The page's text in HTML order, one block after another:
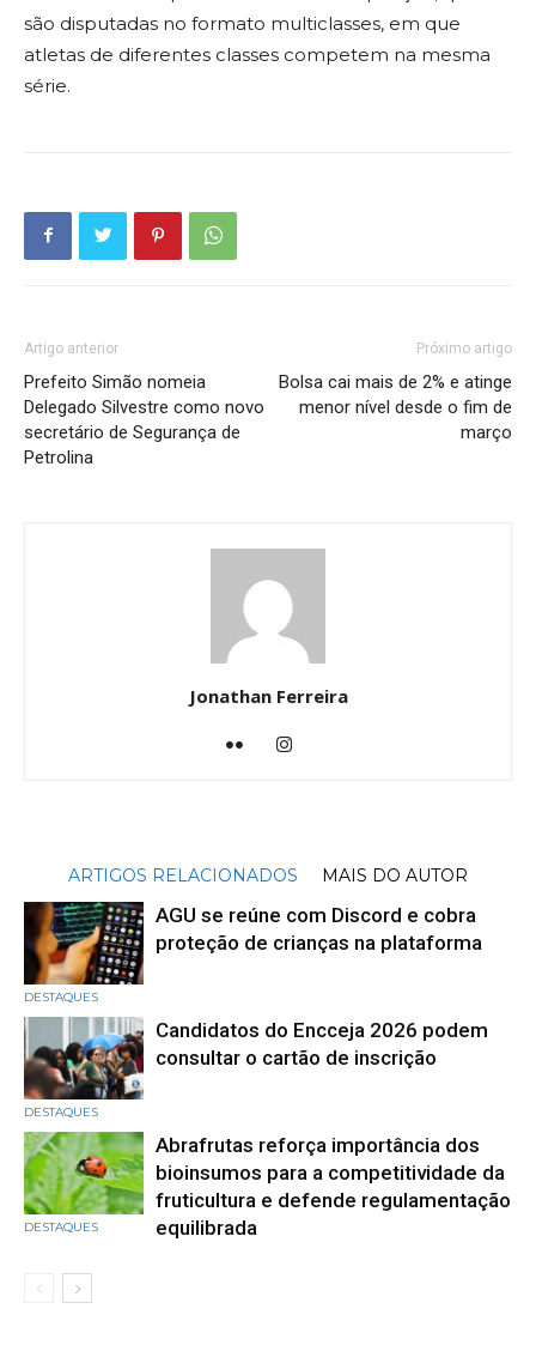
são disputadas no formato multiclasses, em que
atletas de diferentes classes competem na mesma
série.
Artigo anterior
Prefeito Simão nomeia
Delegado Silvestre como novo
secretário de Segurança de
Petrolina
Próximo artigo
Bolsa cai mais de 2% e atinge
menor nível desde o fim de
março
Jonathan Ferreira
ARTIGOS RELACIONADOS MAIS DO AUTOR
DESTAQUES
AGU se reúne com Discord e cobra
proteção de crianças na plataforma
DESTAQUES
Candidatos do Encceja 2026 podem
consultar o cartão de inscrição
DESTAQUES
Abrafrutas reforça importância dos
bioinsumos para a competitividade da
fruticultura e defende regulamentação
equilibrada